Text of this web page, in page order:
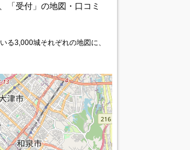
「受付」の地図・口コミ
る3,000城それぞれの地図に、